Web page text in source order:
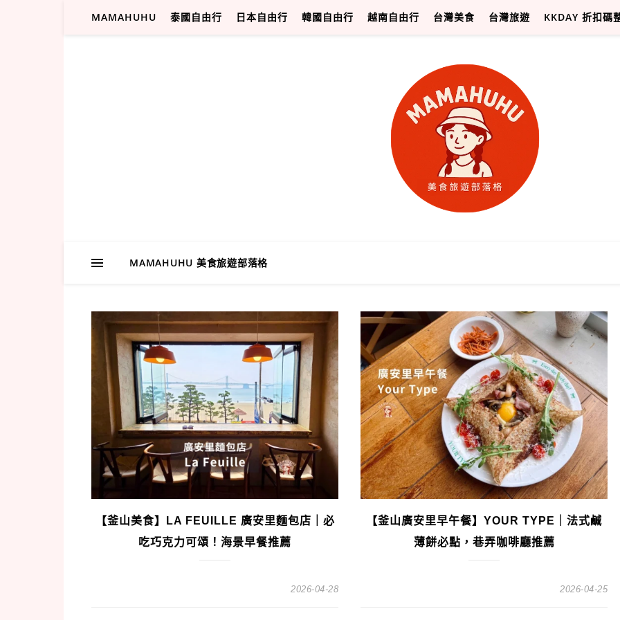
MAMAHUHU 泰國自由行 日本自由行 韓國自由行 越南自由行 台灣美食 台灣旅遊 KKDAY 折扣碼
MAMAHUHU 美食旅遊部落格
【釜山美食】LA FEUILLE 廣安里麵包店｜必
吃巧克力可頌！海景早餐推薦
2026-04-28
【釜山廣安里早午餐】YOUR TYPE｜法式鹹
薄餅必點，巷弄咖啡廳推薦
2026-04-25